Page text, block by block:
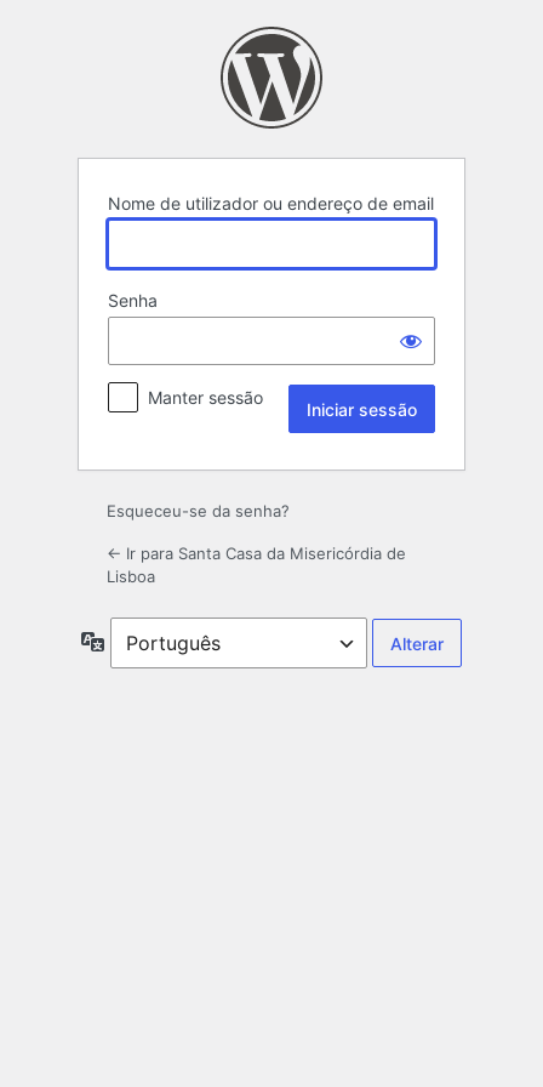
Nome de utilizador ou endereço de email
Senha
Manter sessão
Esqueceu-se da senha?
← Ir para Santa Casa da Misericórdia de
Lisboa
Idioma